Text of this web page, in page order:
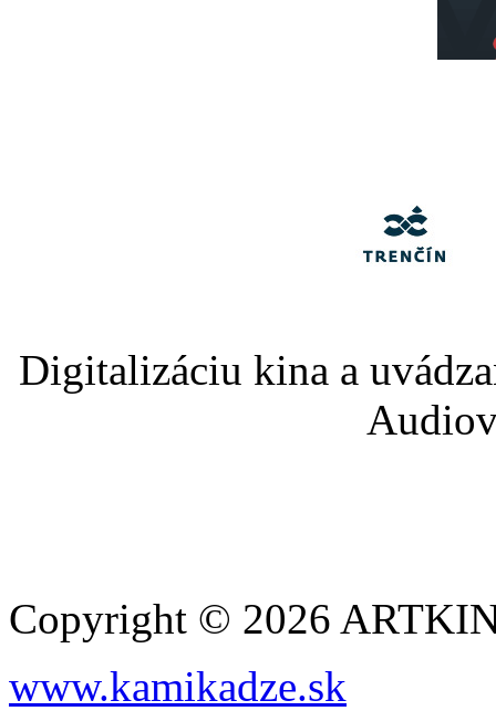
Digitalizáciu kina a
Copyright © 2026
www.kamikadze.sk